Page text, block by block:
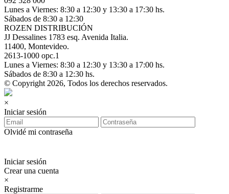
Lunes a Viernes: 8:30 a 12:30 y 13:30 a 17:30 hs.
Sábados de 8:30 a 12:30
ROZEN DISTRIBUCIÓN
JJ Dessalines 1783 esq. Avenida Italia.
11400, Montevideo.
2613-1000 opc.1
Lunes a Viernes: 8:30 a 12:30 y 13:30 a 17:00 hs.
Sábados de 8:30 a 12:30 hs.
© Copyright 2026, Todos los derechos reservados.
×
Iniciar sesión
Olvidé mi contraseña
Iniciar sesión
Crear una cuenta
×
Registrarme